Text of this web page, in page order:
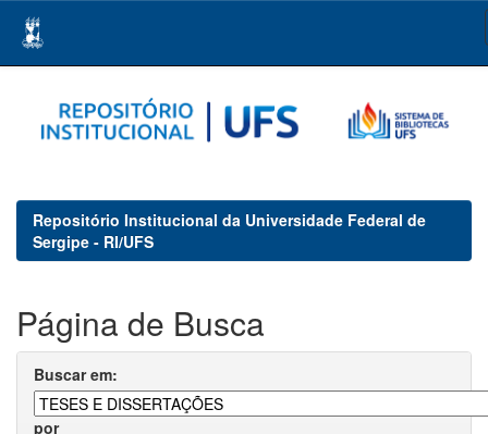
navigation
Repositório Institucional da Universidade Federal de
Sergipe - RI/UFS
Página de Busca
Buscar em:
por